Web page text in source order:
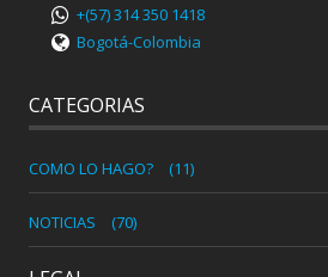
+(57) 314 350 1418
Bogotá-Colombia
CATEGORIAS
COMO LO HAGO? (11)
NOTICIAS (70)